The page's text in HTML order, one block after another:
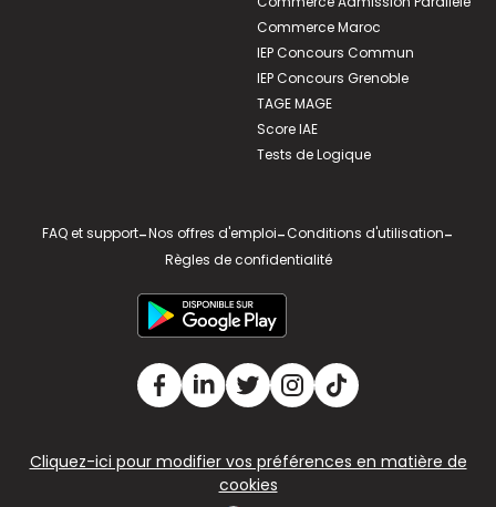
Commerce Maroc
IEP Concours Commun
IEP Concours Grenoble
TAGE MAGE
Score IAE
Tests de Logique
FAQ et support-Nos offres d'emploi-Conditions d'utilisation-
Règles de confidentialité
Cliquez-ici pour modifier vos préférences en matière de
cookies